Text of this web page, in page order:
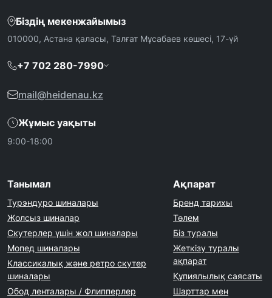
Біздің мекенжайымыз
010000, Астана қаласы, Талғат Мұсабаев көшесі, 17-үй
+7 702 280-7990
mail@heidenau.kz
Жұмыс уақыты
9:00-18:00
Танымал
Турэндуро шиналары
Жолсыз шиналар
Скутерлер үшін жол шиналары
Мопед шиналары
Классикалық және ретро скутер
шиналары
Обод ленталары / Флипперлер
Ақпарат
Бренд тарихы
Төлем
Біз туралы
Жеткізу туралы
ақпарат
Құпиялылық саясаты
Шарттар мен